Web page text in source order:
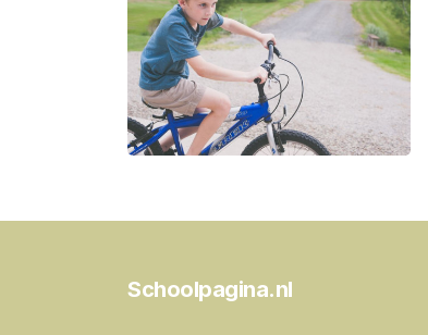
Schoolpagina.nl